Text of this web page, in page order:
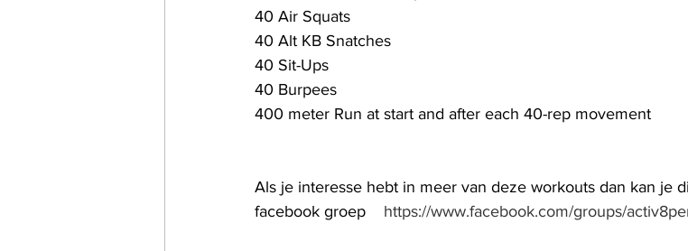
40 Air Squats
40 Alt KB Snatches
40 Sit-Ups
40 Burpees
400 meter Run at start and after each 40-rep movement
Als je interesse hebt in meer van deze workouts dan kan je
facebook groep https://www.facebook.com/groups/